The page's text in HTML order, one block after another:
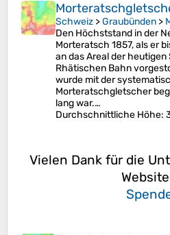
Schweiz >Graubünden >
Den Höchststand in der
Morteratsch 1857, als er
an das Areal der
Rhätischen Bahn
wurde mit der
Morteratschgletscher
lang war.…
Durchschnittliche Höhe:
Vielen Dank für die